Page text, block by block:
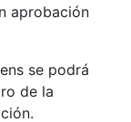
aprobación
se podrá
de la